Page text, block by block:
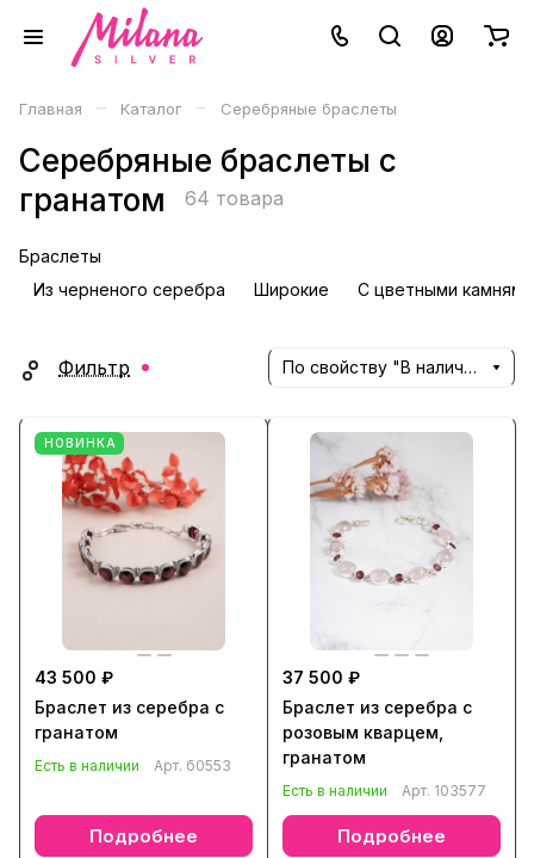
Главная – Каталог – Серебряные браслеты
Серебряные браслеты с
гранатом
64 товара
Браслеты
Из черненого серебра
Широкие С цветными камнями
Фильтр По свойству "В наличии" (убывание)
НОВИНКА
43 500 ₽
Браслет из серебра с
гранатом
Есть в наличии Арт. б0553
Подробнее
37 500 ₽
Браслет из серебра с
розовым кварцем,
гранатом
Есть в наличии Арт. 103577
Подробнее